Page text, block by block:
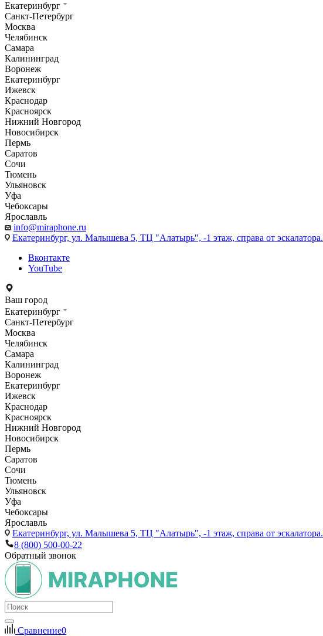
Екатеринбург
Санкт-Петербург
Москва
Челябинск
Самара
Калининград
Воронеж
Екатеринбург
Ижевск
Краснодар
Красноярск
Нижний Новгород
Новосибирск
Пермь
Саратов
Сочи
Тюмень
Ульяновск
Уфа
Чебоксары
Ярославль
info@miraphone.ru
Екатеринбург, ул. Малышева 5, ТЦ "Алатырь", -1 этаж, справа от эскалатора.
Вконтакте
YouTube
Ваш город
Екатеринбург
Санкт-Петербург
Москва
Челябинск
Самара
Калининград
Воронеж
Екатеринбург
Ижевск
Краснодар
Красноярск
Нижний Новгород
Новосибирск
Пермь
Саратов
Сочи
Тюмень
Ульяновск
Уфа
Чебоксары
Ярославль
Екатеринбург, ул. Малышева 5, ТЦ "Алатырь", -1 этаж, справа от эскалатора.
8 (800) 500-00-22
Обратный звонок
Сравнение0